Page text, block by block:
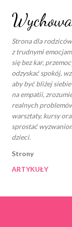
Strona dla
z trudnymi
się bez kar,
odzyskać spokój,
aby być bliżej
na empatii,
realnych
warsztaty, kursy
sprostać
dzieci.
Strony
ARTYKUŁY